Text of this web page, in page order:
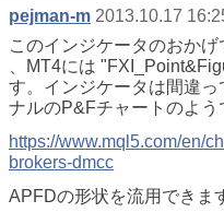
pejman-m 2013.10.17
このインジケータのおかげ
、MT4には
す。インジケータは間違
ナルのP&Fチャートのよう
https://www.mql5.com/en/
brokers-dmcc
APFDの形状を流用できま